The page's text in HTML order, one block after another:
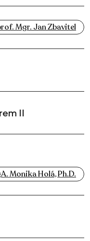
Mgr. Jan Zbavitel
II
Monika Holá, Ph.D.